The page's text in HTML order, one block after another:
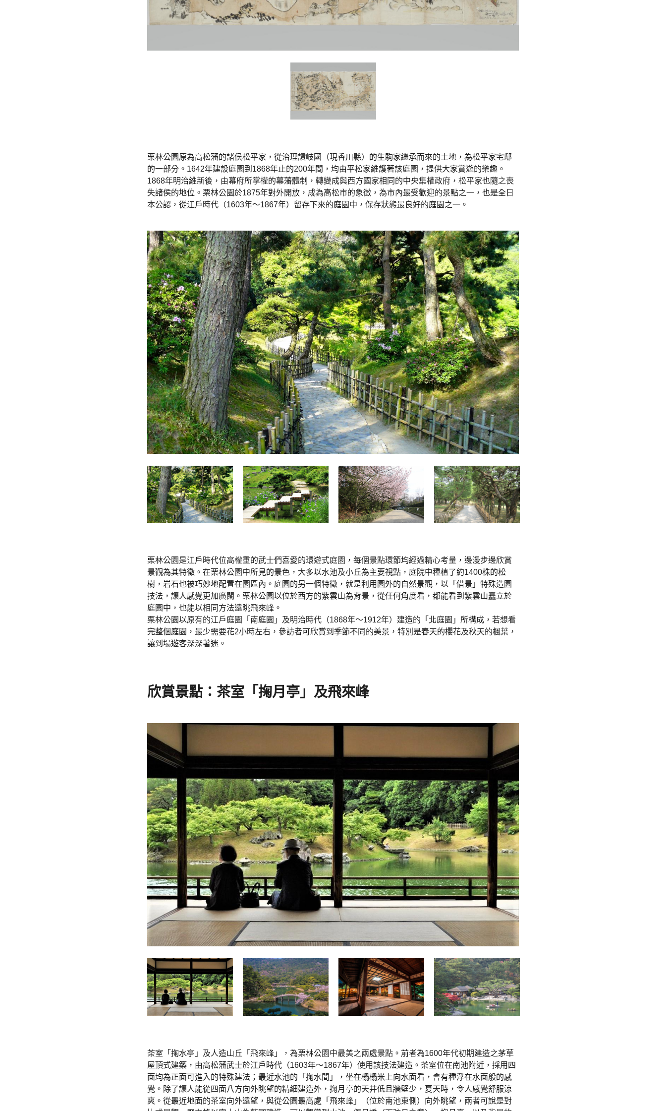
栗林公園原為高松藩的諸侯松平家，從治理讚岐國（現香川縣）的生駒家繼承而來的土地，為松平家宅邸
的一部分。1642年建設庭園到1868年止的200年間，均由平松家維護著該庭園，提供大家賞遊的樂趣。
1868年明治維新後，由幕府所掌權的幕藩體制，轉變成與西方國家相同的中央集權政府，松平家也隨之喪
失諸侯的地位。栗林公園於1875年對外開放，成為高松市的象徵，為市內最受歡迎的景點之一，也是全日
本公認，從江戶時代（1603年〜1867年）留存下來的庭園中，保存狀態最良好的庭園之一。
栗林公園是江戶時代位高權重的武士們喜愛的環遊式庭園，每個景點環節均經過精心考量，邊漫步邊欣賞
景觀為其特徵。在栗林公園中所見的景色，大多以水池及小丘為主要視點，庭院中種植了約1400株的松
樹，岩石也被巧妙地配置在園區內。庭園的另一個特徵，就是利用園外的自然景觀，以「借景」特殊造園
技法，讓人感覺更加廣闊。栗林公園以位於西方的紫雲山為背景，從任何角度看，都能看到紫雲山矗立於
庭園中，也能以相同方法遠眺飛來峰。
栗林公園以原有的江戶庭園「南庭園」及明治時代（1868年〜1912年）建造的「北庭園」所構成，若想看
完整個庭園，最少需要花2小時左右，參訪者可欣賞到季節不同的美景，特別是春天的櫻花及秋天的楓葉，
讓到場遊客深深著迷。
欣賞景點：茶室「掬月亭」及飛來峰
茶室「掬水亭」及人造山丘「飛來峰」，為栗林公園中最美之兩處景點。前者為1600年代初期建造之茅草
屋頂式建築，由高松藩武士於江戶時代（1603年〜1867年）使用該技法建造。茶室位在南池附近，採用四
面均為正面可進入的特殊建法；最近水池的「掬水間」，坐在榻榻米上向水面看，會有種浮在水面般的感
覺。除了讓人能從四面八方向外眺望的精細建造外，掬月亭的天井低且牆壁少，夏天時，令人感覺舒服涼
爽。從最近地面的茶室向外遠望，與從公園最高處「飛來峰」（位於南池東側）向外眺望，兩者可說是對